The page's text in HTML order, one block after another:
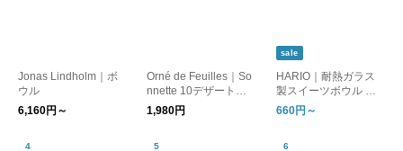
Jonas Lindholm｜ボ
ウル
6,160円～
Orné de Feuilles｜So
nnette 10デザートボ
ウル
1,980円
sale
HARIO｜耐熱ガラス
製スイーツボウル 単
品／4個セット
660円～